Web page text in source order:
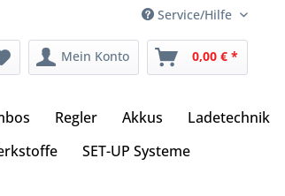
Service/Hilfe
Mein Konto 0,00 € *
Regler Akkus
Ladetechnik
SET-UP Systeme